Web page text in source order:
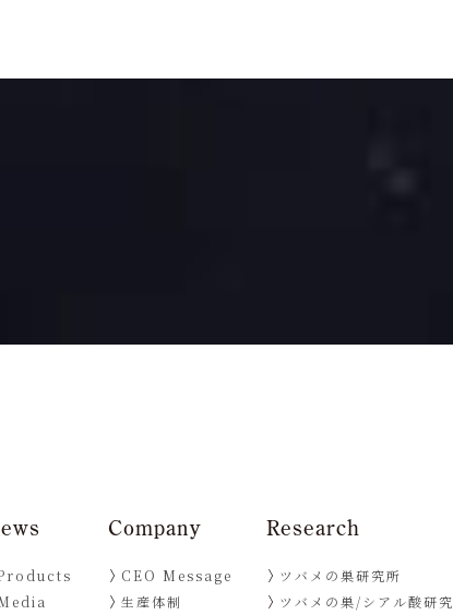
Company
CEO Message
生産体制
Research
ツバメの巣研究所
ツバメの巣/シアル酸研究